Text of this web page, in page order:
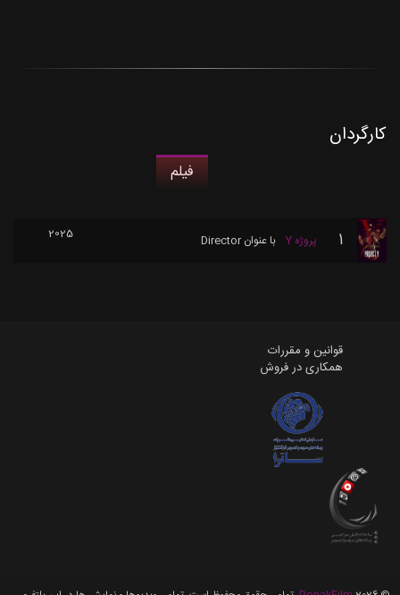
کارگردان
فیلم
1 پروژه Y با عنوان Director
2025
قوانین و مقررات
همکاری در فروش